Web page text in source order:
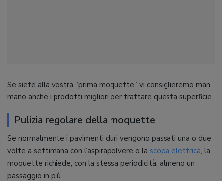
Se siete alla vostra “prima moquette” vi consiglieremo man
mano anche i prodotti migliori per trattare questa superficie.
Pulizia regolare della moquette
Se normalmente i pavimenti duri vengono passati una o due
volte a settimana con l’aspirapolvere o la scopa elettrica, la
moquette richiede, con la stessa periodicità, almeno un
passaggio in più.